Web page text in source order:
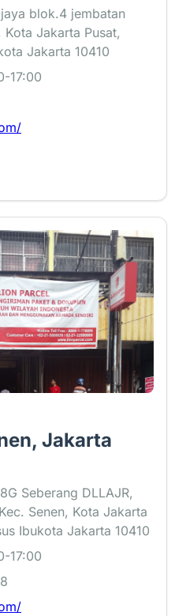
blok.4 jembatan
Jakarta Pusat,
Jakarta 10410
17:00
Jakarta
Seberang DLLAJR,
Senen, Kota Jakarta
Ibukota Jakarta 10410
17:00